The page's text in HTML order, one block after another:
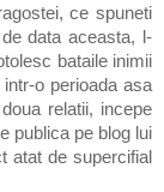
ce spuneti
data aceasta, l-
bataile inimii
o perioada asa
relatii, incepe
publica pe blog lui
atat de supercifial